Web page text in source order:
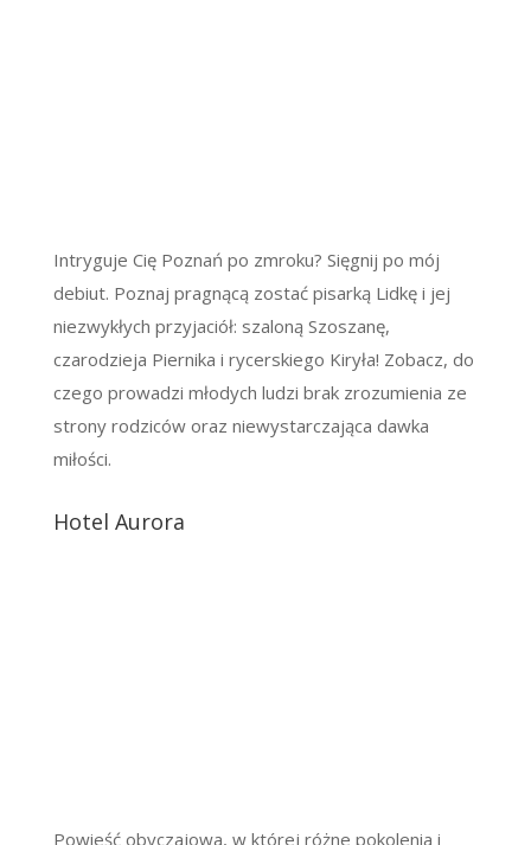
Intryguje Cię Poznań po zmroku? Sięgnij po mój
debiut. Poznaj pragnącą zostać pisarką Lidkę i jej
niezwykłych przyjaciół: szaloną Szoszanę,
czarodzieja Piernika i rycerskiego Kiryła! Zobacz, do
czego prowadzi młodych ludzi brak zrozumienia ze
strony rodziców oraz niewystarczająca dawka
miłości.
Hotel Aurora
Powieść obyczajowa, w której różne pokolenia i